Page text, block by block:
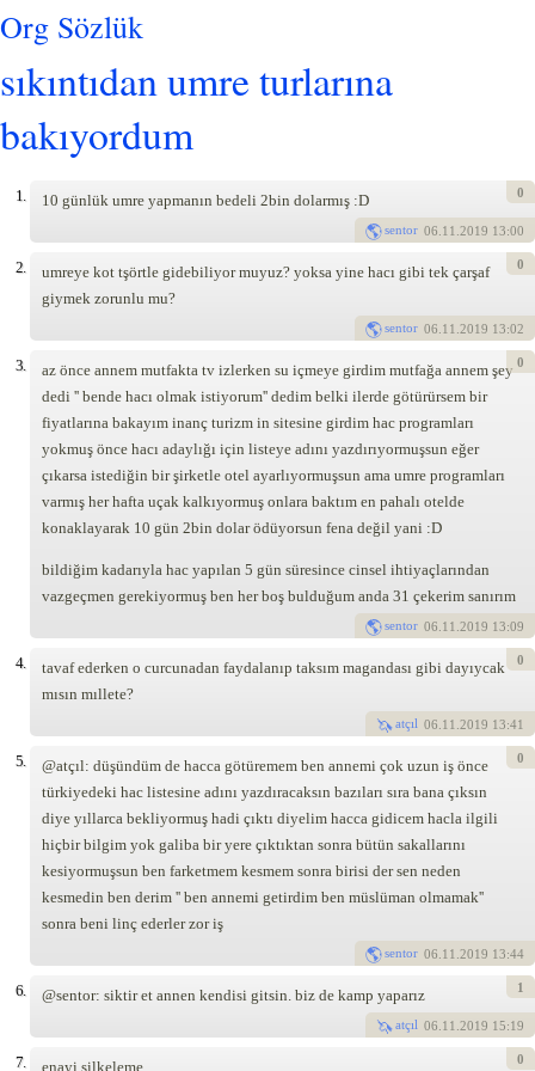
Org Sözlük
sıkıntıdan umre turlarına
bakıyordum
1. 10 günlük umre yapmanın bedeli 2bin dolarmış :D
sentor 06.11.2019 13:00
0
2.
umreye kot tşörtle gidebiliyor muyuz? yoksa yine hacı gibi tek çarşaf
giymek zorunlu mu?
sentor 06.11.2019 13:02
0
3.
az önce annem mutfakta tv izlerken su içmeye girdim mutfağa annem şey
dedi '' bende hacı olmak istiyorum'' dedim belki ilerde götürürsem bir
fiyatlarına bakayım inanç turizm in sitesine girdim hac programları
yokmuş önce hacı adaylığı için listeye adını yazdırıyormuşsun eğer
çıkarsa istediğin bir şirketle otel ayarlıyormuşsun ama umre programları
varmış her hafta uçak kalkıyormuş onlara baktım en pahalı otelde
konaklayarak 10 gün 2bin dolar ödüyorsun fena değil yani :D
bildiğim kadarıyla hac yapılan 5 gün süresince cinsel ihtiyaçlarından
vazgeçmen gerekiyormuş ben her boş bulduğum anda 31 çekerim sanırım
sentor 06.11.2019 13:09
0
4.
tavaf ederken o curcunadan faydalanıp taksım magandası gibi dayıycak
mısın mıllete?
atçıl 06.11.2019 13:41
0
5.
@atçıl: düşündüm de hacca götüremem ben annemi çok uzun iş önce
türkiyedeki hac listesine adını yazdıracaksın bazıları sıra bana çıksın
diye yıllarca bekliyormuş hadi çıktı diyelim hacca gidicem hacla ilgili
hiçbir bilgim yok galiba bir yere çıktıktan sonra bütün sakallarını
kesiyormuşsun ben farketmem kesmem sonra birisi der sen neden
kesmedin ben derim '' ben annemi getirdim ben müslüman olmamak''
sonra beni linç ederler zor iş
sentor 06.11.2019 13:44
0
6. @sentor: siktir et annen kendisi gitsin. biz de kamp yaparız
atçıl 06.11.2019 15:19
1
7. enayi silkeleme 0